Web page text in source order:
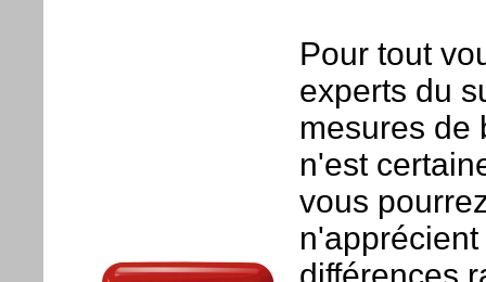
Pour tout
experts du
mesures de
n'est
vous